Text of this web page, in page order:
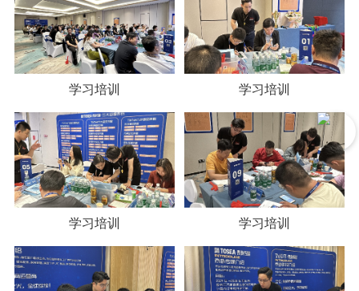
学习培训 学习培训
学习培训 学习培训